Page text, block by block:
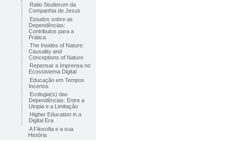
Ratio Studiorum da
Companhia de Jesus
Estudos sobre as
Dependências:
Contributos para a
Prática
The Insides of Nature:
Causality and
Conceptions of Nature
Repensar a Imprensa no
Ecossistema Digital
Educação em Tempos
Incertos
Ecologia(s) das
Dependências: Entre a
Utopia e a Limitação
Higher Education in a
Digital Era
A Filosofia e a sua
História